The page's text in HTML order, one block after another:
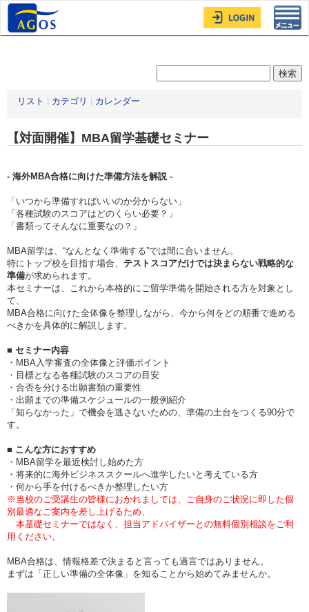
リスト カテゴリ カレンダー
【対面開催】MBA留学基礎セミナー
- 海外MBA合格に向けた準備方法を解説 -
「いつから準備すればいいのか分からない」
「各種試験のスコアはどのくらい必要？」
「書類ってそんなに重要なの？」
MBA留学は、“なんとなく準備する”では間に合いません。
特にトップ校を目指す場合、 テストスコアだけでは決まらない戦略的な
準備が求められます。
本セミナーは、これから本格的にご留学準備を開始される方を対象とし
て、
MBA合格に向けた全体像を整理しながら、今から何をどの順番で進める
べきかを具体的に解説します。
■ セミナー内容
・MBA入学審査の全体像と評価ポイント
・目標となる各種試験のスコアの目安
・合否を分ける出願書類の重要性
・出願までの準備スケジュールの一般例紹介
「知らなかった」で機会を逃さないための、準備の土台をつくる90分で
す。
■ こんな方におすすめ
・MBA留学を最近検討し始めた方
・将来的に海外ビジネススクールへ進学したいと考えている方
・何から手を付けるべきか整理したい方
※当校のご受講生の皆様におかれましては、ご自身のご状況に即した個
別最適なご案内を差し上げるため、
本基礎セミナーではなく、担当アドバイザーとの無料個別相談をご利
用ください。
MBA合格は、情報格差で決まると言っても過言ではありません。
まずは「正しい準備の全体像」を知ることから始めてみませんか。